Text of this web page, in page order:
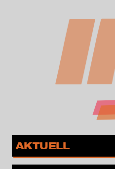
zur Navigation springen
MENÜ
AKTUELL.